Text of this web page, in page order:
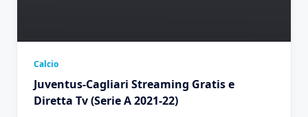
Calcio
Juventus-Cagliari Streaming Gratis e
Diretta Tv (Serie A 2021-22)